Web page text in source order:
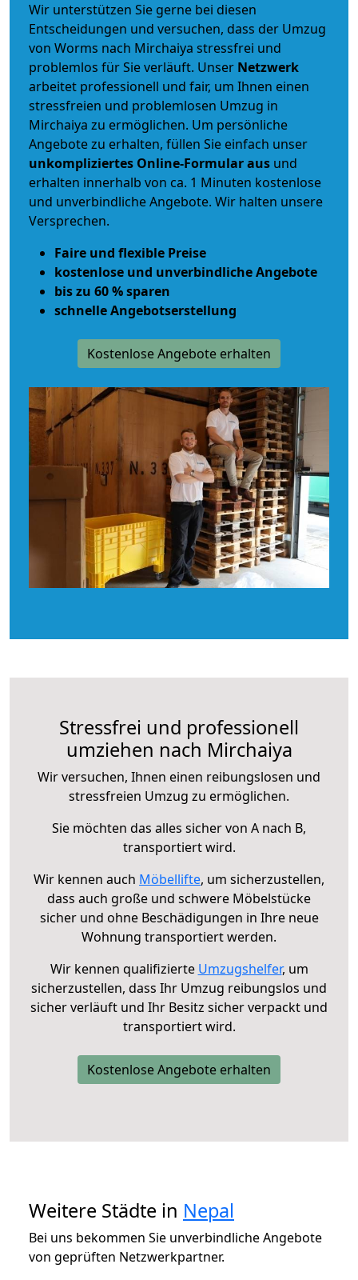
Wir unterstützen Sie gerne bei diesen
Entscheidungen und versuchen, dass der Umzug
von Worms nach Mirchaiya stressfrei und
problemlos für Sie verläuft. Unser Netzwerk
arbeitet professionell und fair, um Ihnen einen
stressfreien und problemlosen Umzug in
Mirchaiya zu ermöglichen. Um persönliche
Angebote zu erhalten, füllen Sie einfach unser
unkompliziertes Online-Formular aus und
erhalten innerhalb von ca. 1 Minuten kostenlose
und unverbindliche Angebote. Wir halten unsere
Versprechen.
Faire und flexible Preise
kostenlose und unverbindliche Angebote
bis zu 60 % sparen
schnelle Angebotserstellung
Kostenlose Angebote erhalten
Stressfrei und professionell
umziehen nach Mirchaiya
Wir versuchen, Ihnen einen reibungslosen und
stressfreien Umzug zu ermöglichen.
Sie möchten das alles sicher von A nach B,
transportiert wird.
Wir kennen auch Möbellifte, um sicherzustellen,
dass auch große und schwere Möbelstücke
sicher und ohne Beschädigungen in Ihre neue
Wohnung transportiert werden.
Wir kennen qualifizierte Umzugshelfer, um
sicherzustellen, dass Ihr Umzug reibungslos und
sicher verläuft und Ihr Besitz sicher verpackt und
transportiert wird.
Kostenlose Angebote erhalten
Weitere Städte in Nepal
Bei uns bekommen Sie unverbindliche Angebote
von geprüften Netzwerkpartner.